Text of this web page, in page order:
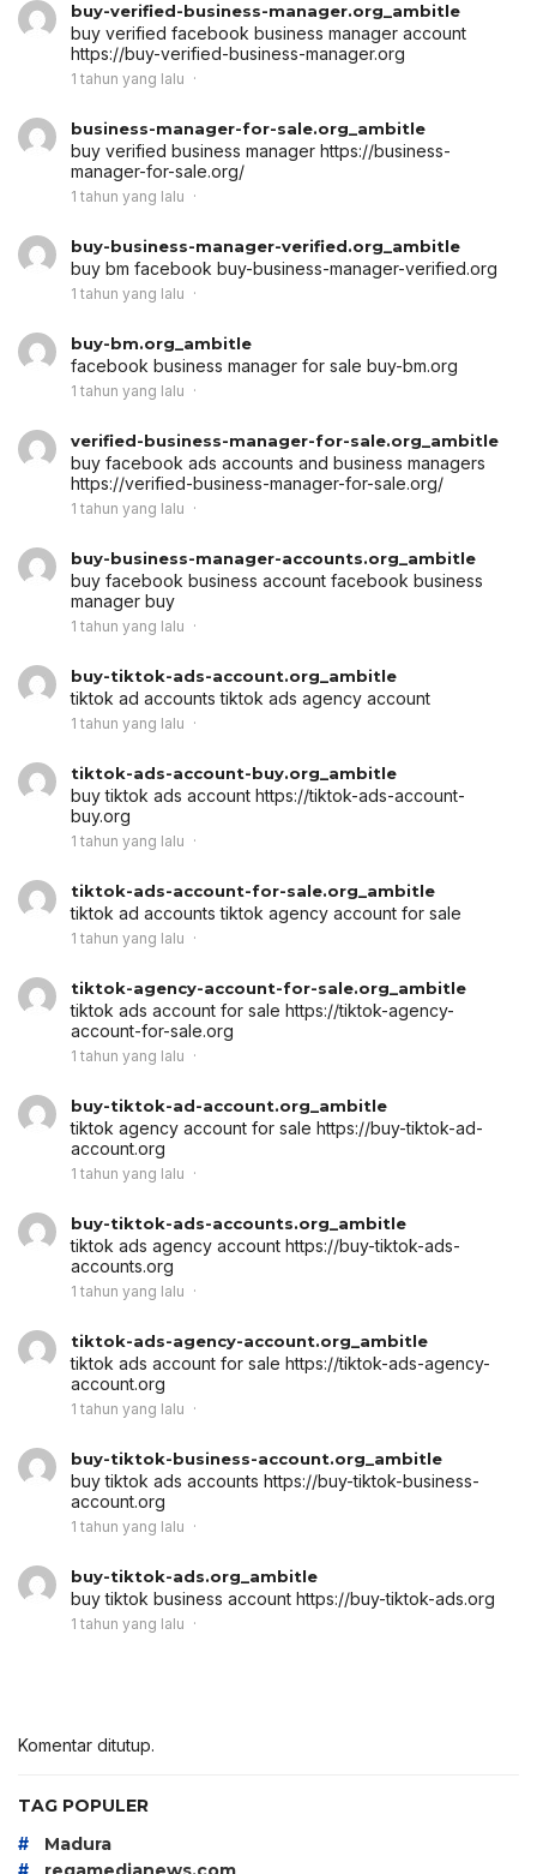
buy-verified-business-manager.org_ambitle
buy verified facebook business manager account
https://buy-verified-business-manager.org
1 tahun yang lalu
business-manager-for-sale.org_ambitle
buy verified business manager https://business-
manager-for-sale.org/
1 tahun yang lalu
buy-business-manager-verified.org_ambitle
buy bm facebook buy-business-manager-verified.org
1 tahun yang lalu
buy-bm.org_ambitle
facebook business manager for sale buy-bm.org
1 tahun yang lalu
verified-business-manager-for-sale.org_ambitle
buy facebook ads accounts and business managers
https://verified-business-manager-for-sale.org/
1 tahun yang lalu
buy-business-manager-accounts.org_ambitle
buy facebook business account facebook business
manager buy
1 tahun yang lalu
buy-tiktok-ads-account.org_ambitle
tiktok ad accountstiktok ads agency account
1 tahun yang lalu
tiktok-ads-account-buy.org_ambitle
buy tiktok ads account https://tiktok-ads-account-
buy.org
1 tahun yang lalu
tiktok-ads-account-for-sale.org_ambitle
tiktok ad accountstiktok agency account for sale
1 tahun yang lalu
tiktok-agency-account-for-sale.org_ambitle
tiktok ads account for sale https://tiktok-agency-
account-for-sale.org
1 tahun yang lalu
buy-tiktok-ad-account.org_ambitle
tiktok agency account for sale https://buy-tiktok-ad-
account.org
1 tahun yang lalu
buy-tiktok-ads-accounts.org_ambitle
tiktok ads agency account https://buy-tiktok-ads-
accounts.org
1 tahun yang lalu
tiktok-ads-agency-account.org_ambitle
tiktok ads account for sale https://tiktok-ads-agency-
account.org
1 tahun yang lalu
buy-tiktok-business-account.org_ambitle
buy tiktok ads accounts https://buy-tiktok-business-
account.org
1 tahun yang lalu
buy-tiktok-ads.org_ambitle
buy tiktok business account https://buy-tiktok-ads.org
1 tahun yang lalu
Komentar ditutup.
TAG POPULER
# Madura